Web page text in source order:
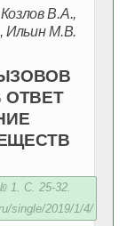
В.А.,
Ильин М.В.
1. С. 25-32.
single/2019/1/4/